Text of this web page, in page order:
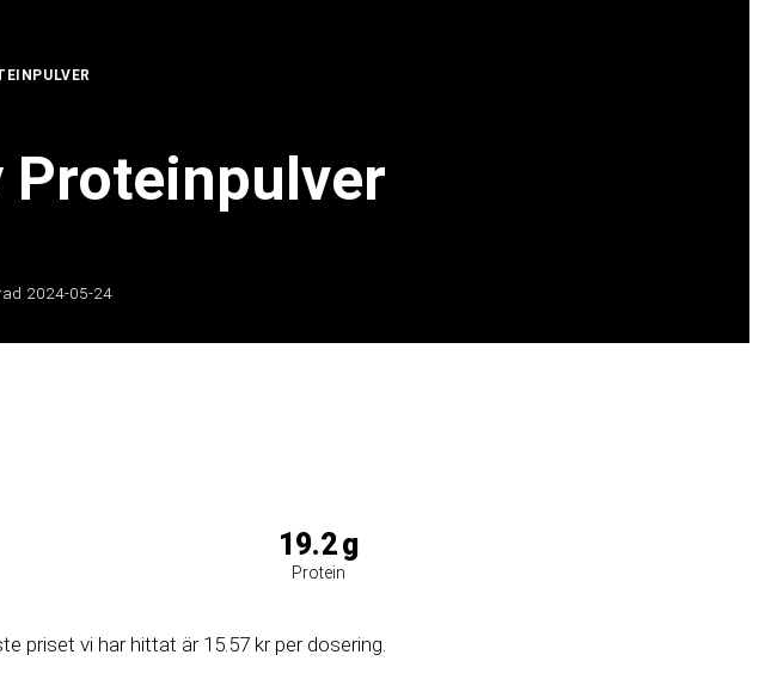
Proteinpulver
2024-05-24
19.2g
Protein
priset vi har hittat är 15.57 kr per dosering.